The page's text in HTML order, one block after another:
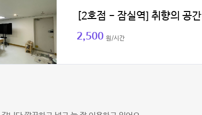
[2호점 - 잠실역] 취향의 공간
2,500 원/시간